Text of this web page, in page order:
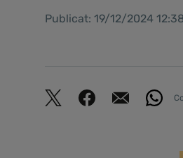
Publicat: 19/12/2024